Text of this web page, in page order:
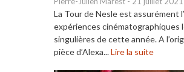
La Tour de Nesle est assurément
expériences cinématographiques
singulières de cette année. A
pièce d’Alexa...Lire la suite